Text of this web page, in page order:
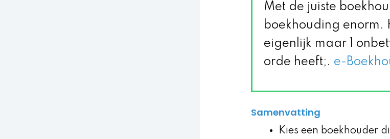
Met de juiste
boekhouding enorm.
eigenlijk maar 1
orde heeft;. e-
Samenvatting
Kies een boekhouder